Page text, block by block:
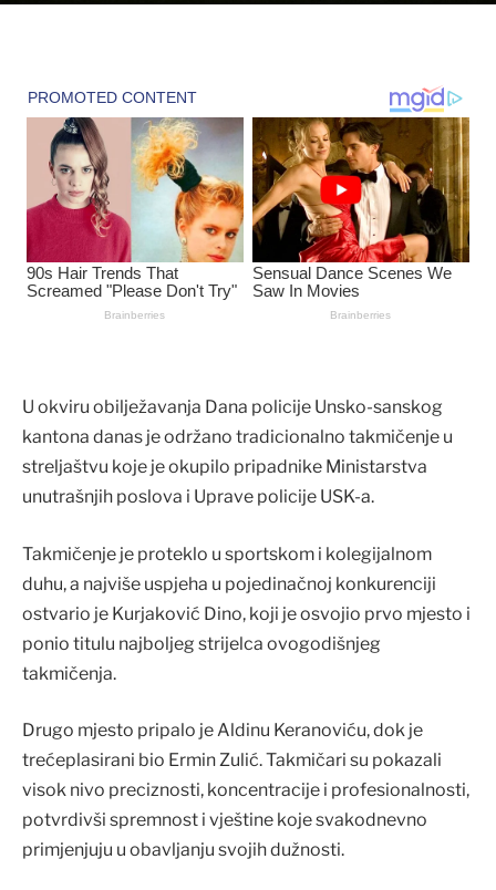
U okviru obilježavanja Dana policije Unsko-sanskog
kantona danas je održano tradicionalno takmičenje u
streljaštvu koje je okupilo pripadnike Ministarstva
unutrašnjih poslova i Uprave policije USK-a.
Takmičenje je proteklo u sportskom i kolegijalnom
duhu, a najviše uspjeha u pojedinačnoj konkurenciji
ostvario je Kurjaković Dino, koji je osvojio prvo mjesto i
ponio titulu najboljeg strijelca ovogodišnjeg
takmičenja.
Drugo mjesto pripalo je Aldinu Keranoviću, dok je
trećeplasirani bio Ermin Zulić. Takmičari su pokazali
visok nivo preciznosti, koncentracije i profesionalnosti,
potvrdivši spremnost i vještine koje svakodnevno
primjenjuju u obavljanju svojih dužnosti.